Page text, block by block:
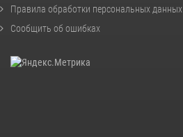
Правила обработки персональных данных
Сообщить об ошибках